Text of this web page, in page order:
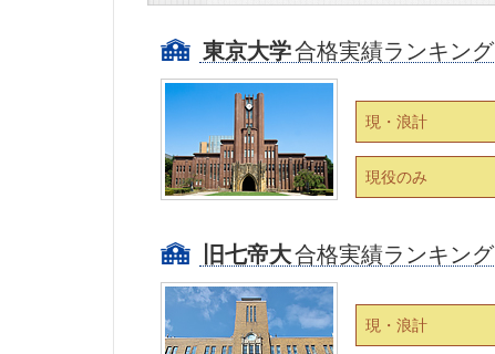
東京大学合格実績ランキング
現・浪計
現役のみ
旧七帝大合格実績ランキング
現・浪計